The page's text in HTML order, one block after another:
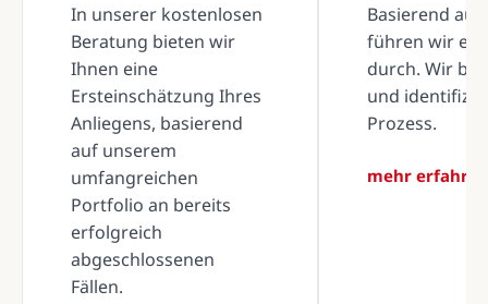
In unserer kostenlosen
Beratung bieten wir
Ihnen eine
Ersteinschätzung Ihres
Anliegens, basierend
auf unserem
umfangreichen
Portfolio an bereits
erfolgreich
abgeschlossenen
Fällen.
Basierend
führen wir
durch. Wir
und
Prozess.
mehr erfahren